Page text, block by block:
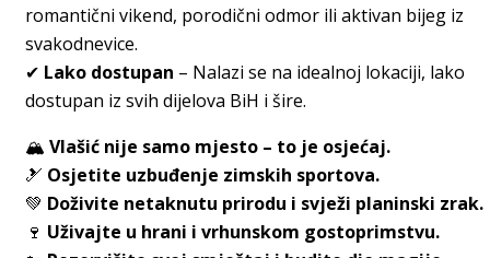
romantični vikend, porodični odmor ili aktivan bijeg iz
svakodnevice.
✔ Lako dostupan – Nalazi se na idealnoj lokaciji, lako
dostupan iz svih dijelova BiH i šire.
🏔 Vlašić nije samo mjesto – to je osjećaj.
🎿 Osjetite uzbuđenje zimskih sportova.
💚 Doživite netaknutu prirodu i svježi planinski zrak.
🍷 Uživajte u hrani i vrhunskom gostoprimstvu.